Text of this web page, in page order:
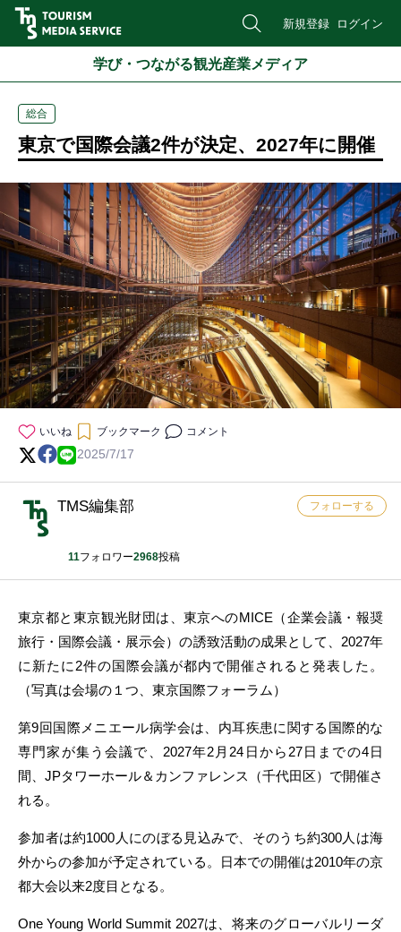
新規登録 ログイン
学び・つながる観光産業メディア
総合
東京で国際会議2件が決定、2027年に開催
いいね ブックマーク コメント
2025/7/17
TMS編集部
11フォロワー2968投稿
フォローする
東京都と東京観光財団は、東京へのMICE（企業会議・報奨
旅行・国際会議・展示会）の誘致活動の成果として、2027年
に新たに2件の国際会議が都内で開催されると発表した。
（写真は会場の１つ、東京国際フォーラム）
第9回国際メニエール病学会は、内耳疾患に関する国際的な
専門家が集う会議で、2027年2月24日から27日までの4日
間、JPタワーホール＆カンファレンス（千代田区）で開催さ
れる。
参加者は約1000人にのぼる見込みで、そのうち約300人は海
外からの参加が予定されている。日本での開催は2010年の京
都大会以来2度目となる。
One Young World Summit 2027は、将来のグローバルリーダ